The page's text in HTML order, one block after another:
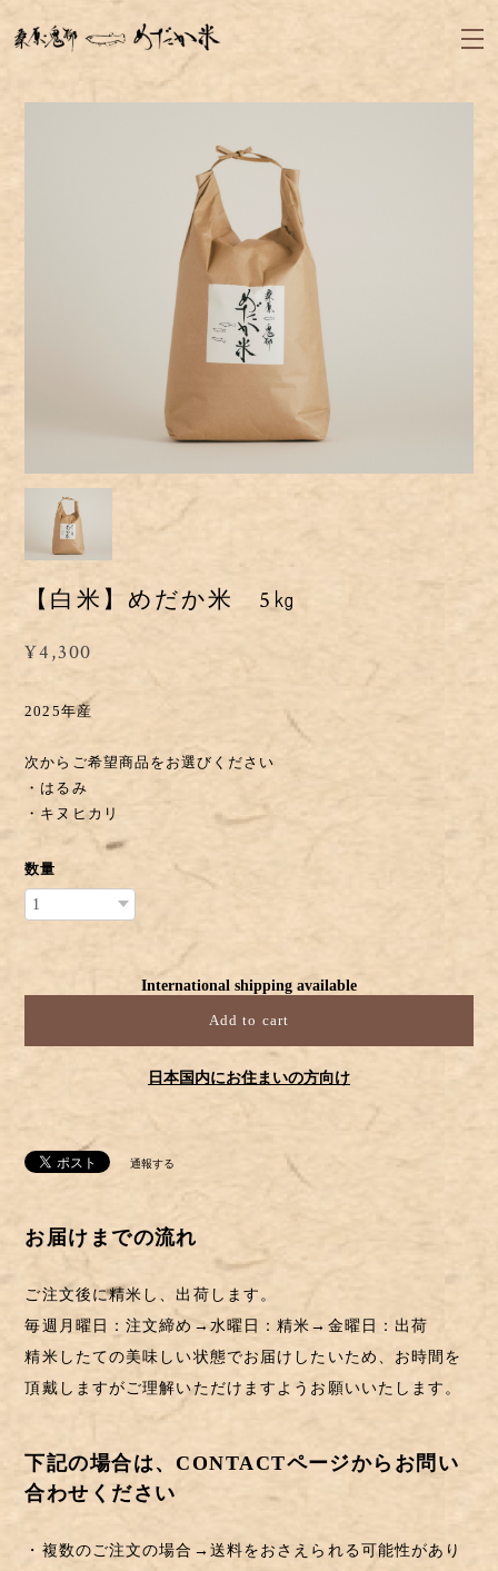
【白米】めだか米 5㎏
¥4,300
2025年産
次からご希望商品をお選びください
・はるみ
・キヌヒカリ
数量
International shipping available
Add to cart
日本国内にお住まいの方向け
通報する
お届けまでの流れ
ご注文後に精米し、出荷します。
毎週月曜日：注文締め→水曜日：精米→金曜日：出荷
精米したての美味しい状態でお届けしたいため、お時間を
頂戴しますがご理解いただけますようお願いいたします。
下記の場合は、CONTACTページからお問い
合わせください
・複数のご注文の場合→送料をおさえられる可能性があり